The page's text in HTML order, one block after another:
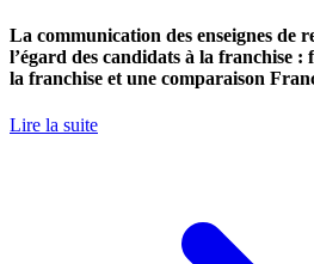
La communication des enseignes de
l’égard des candidats à la franchise :
la franchise et une comparaison
Lire la suite